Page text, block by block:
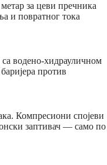
за цеви пречника
и повратног тока
водено-хидрауличном
против
Компресиони спојеви
заптивач — само по